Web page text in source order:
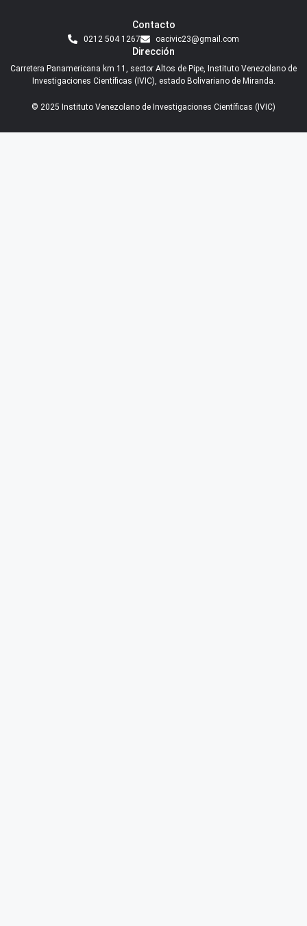
Contacto
0212 504 1267 oacivic23@gmail.com
Dirección
Carretera Panamericana km 11, sector Altos de Pipe, Instituto Venezolano de
Investigaciones Científicas (IVIC), estado Bolivariano de Miranda.
© 2025 Instituto Venezolano de Investigaciones Científicas (IVIC)